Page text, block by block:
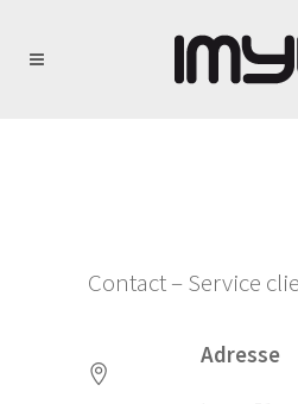
Contact – Service
Adresse